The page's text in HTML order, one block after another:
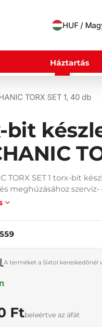
HUF /
Háztartás
TORX SET 1, 40 db
bit
TORX SET 1 torx-bit
meghúzásához
A terméket a Sixtol kereskedőnél
Ftbeleértve az áfát